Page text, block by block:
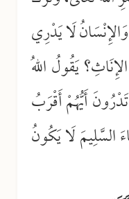
لَا يَدْرِي
يَقُولُ اللهُ
أَيُّهُمْ أَقْرَبُ
السَّلِيمَ لَا يَكُونُ